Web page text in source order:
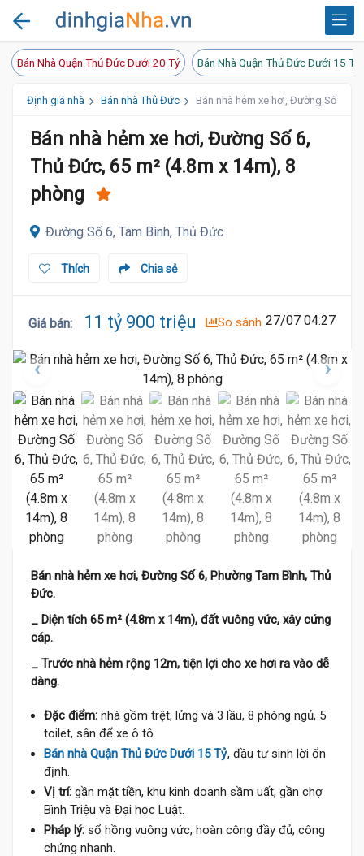
Bán Nhà Quận Thủ Đức Dưới 20 Tỷ Bán Nhà Quận Thủ Đức Dưới 15 Tỷ
Định giá nhà Bán nhà Thủ Đức Bán nhà hẻm xe hơi, Đường Số 6,
Bán nhà hẻm xe hơi, Đường Số 6,
Thủ Đức, 65 m² (4.8m x 14m), 8
phòng
Đường Số 6, Tam Bình, Thủ Đức
Chia sẻ
Thích
Giá bán: 11 tỷ 900 triệu So sánh 27/07 04:27
Bán nhà hẻm xe hơi, Đường Số 6, Phường Tam Bình, Thủ
Đức.
_ Diện tích 65 m² (4.8m x 14m), đất vuông vức, xây cứng
cáp.
_ Trước nhà hẻm rộng 12m, tiện lợi cho xe hơi ra vào dễ
dàng.
Đặc điểm: nhà gồm trệt, lửng và 3 lầu, 8 phòng ngủ, 5
toilet, sân để xe ô tô.
Bán nhà Quận Thủ Đức Dưới 15 Tỷ, đầu tư sinh lời ổn
định.
Vị trí: gần mặt tiền, khu kinh doanh sầm uất, gần chợ
Bình Triệu và Đại học Luật.
Pháp lý: sổ hồng vuông vức, hoàn công đầy đủ, công
chứng nhanh.